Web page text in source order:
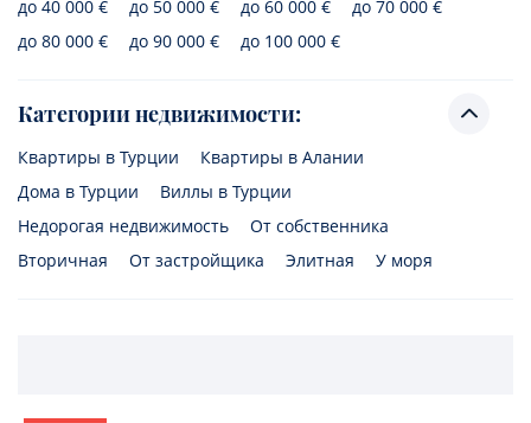
до 40 000 € до 50 000 € до 60 000 €
до 70 000 €
до 80 000 €
до 90 000 € до 100 000 €
Категории недвижимости:
Квартиры в Турции
Квартиры в Алании
Дома в Турции
Виллы в Турции
Недорогая недвижимость
От собственника
Вторичная
От застройщика Элитная У моря